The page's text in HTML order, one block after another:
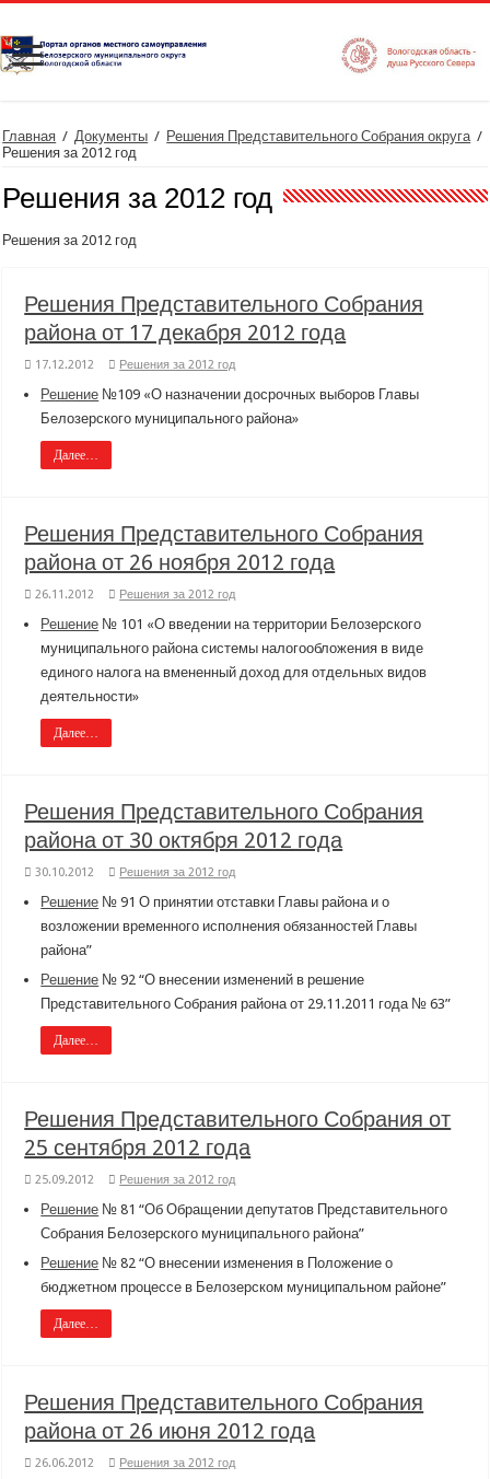
Главная / Документы / Решения Представительного Собрания округа /
Решения за 2012 год
Решения за 2012 год
Решения за 2012 год
Решения Представительного Собрания
района от 17 декабря 2012 года
17.12.2012 Решения за 2012 год
Решение №109 «О назначении досрочных выборов Главы
Белозерского муниципального района»
Далее…
Решения Представительного Собрания
района от 26 ноября 2012 года
26.11.2012 Решения за 2012 год
Решение № 101 «О введении на территории Белозерского
муниципального района системы налогообложения в виде
единого налога на вмененный доход для отдельных видов
деятельности»
Далее…
Решения Представительного Собрания
района от 30 октября 2012 года
30.10.2012 Решения за 2012 год
Решение № 91 О принятии отставки Главы района и о
возложении временного исполнения обязанностей Главы
района”
Решение № 92 “О внесении изменений в решение
Представительного Собрания района от 29.11.2011 года № 63”
Далее…
Решения Представительного Собрания от
25 сентября 2012 года
25.09.2012 Решения за 2012 год
Решение № 81 “Об Обращении депутатов Представительного
Собрания Белозерского муниципального района”
Решение № 82 “О внесении изменения в Положение о
бюджетном процессе в Белозерском муниципальном районе”
Далее…
Решения Представительного Собрания
района от 26 июня 2012 года
26.06.2012 Решения за 2012 год